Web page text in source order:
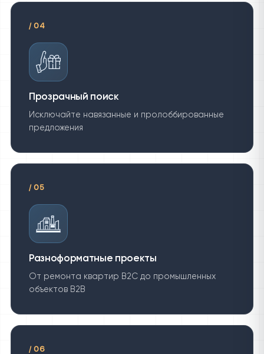
/04
Прозрачный поиск
Исключайте навязанные и пролоббированные
предложения
/05
Разноформатные проекты
От ремонта квартир B2C до промышленных
объектов B2B
/06